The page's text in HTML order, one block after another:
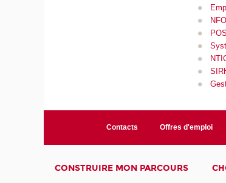
POS
Contacts Offres d'emploi
CONSTRUIRE MON PARCOURS